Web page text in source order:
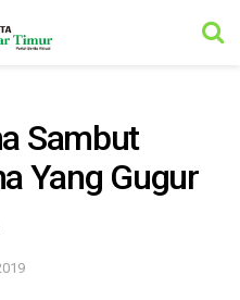
Sambut
Yang Gugur